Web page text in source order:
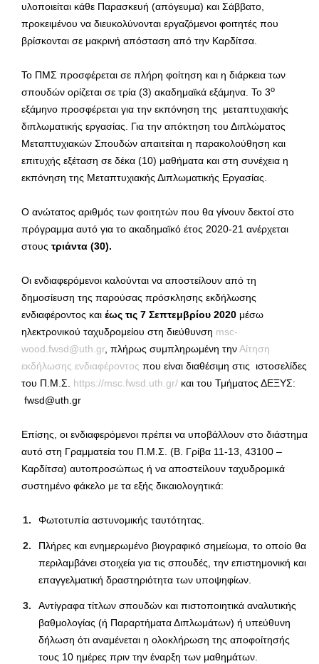
υλοποιείται κάθε Παρασκευή (απόγευμα) και Σάββατο,
προκειμένου να διευκολύνονται εργαζόμενοι φοιτητές που
βρίσκονται σε μακρινή απόσταση από την Καρδίτσα.
Το ΠΜΣ προσφέρεται σε πλήρη φοίτηση και η διάρκεια των
σπουδών ορίζεται σε τρία (3) ακαδημαϊκά εξάμηνα. Το 3ο
εξάμηνο προσφέρεται για την εκπόνηση της μεταπτυχιακής
διπλωματικής εργασίας. Για την απόκτηση του Διπλώματος
Μεταπτυχιακών Σπουδών απαιτείται η παρακολούθηση και
επιτυχής εξέταση σε δέκα (10) μαθήματα και στη συνέχεια η
εκπόνηση της Μεταπτυχιακής Διπλωματικής Εργασίας.
Ο ανώτατος αριθμός των φοιτητών που θα γίνουν δεκτοί στο
πρόγραμμα αυτό για το ακαδημαϊκό έτος 2020-21 ανέρχεται
στους τριάντα (30).
Οι ενδιαφερόμενοι καλούνται να αποστείλουν από τη
δημοσίευση της παρούσας πρόσκλησης εκδήλωσης
ενδιαφέροντος και έως τις 7 Σεπτεμβρίου 2020 μέσω
ηλεκτρονικού ταχυδρομείου στη διεύθυνση msc-
wood.fwsd@uth.gr, πλήρως συμπληρωμένη τηνΑίτηση
εκδήλωσης ενδιαφέροντος που είναι διαθέσιμη στις ιστοσελίδες
του Π.Μ.Σ. https://msc.fwsd.uth.gr/ και του Τμήματος ΔΕΞΥΣ:
fwsd@uth.gr
Επίσης, οι ενδιαφερόμενοι πρέπει να υποβάλλουν στο διάστημα
αυτό στη Γραμματεία του Π.Μ.Σ. (Β. Γρίβα 11-13, 43100 –
Καρδίτσα) αυτοπροσώπως ή να αποστείλουν ταχυδρομικά
συστημένο φάκελο με τα εξής δικαιολογητικά:
Φωτοτυπία αστυνομικής ταυτότητας.
Πλήρες και ενημερωμένο βιογραφικό σημείωμα, το οποίο θα
περιλαμβάνει στοιχεία για τις σπουδές, την επιστημονική και
επαγγελματική δραστηριότητα των υποψηφίων.
Αντίγραφα τίτλων σπουδών και πιστοποιητικά αναλυτικής
βαθμολογίας (ή Παραρτήματα Διπλωμάτων) ή υπεύθυνη
δήλωση ότι αναμένεται η ολοκλήρωση της αποφοίτησής
τους 10 ημέρες πριν την έναρξη των μαθημάτων.